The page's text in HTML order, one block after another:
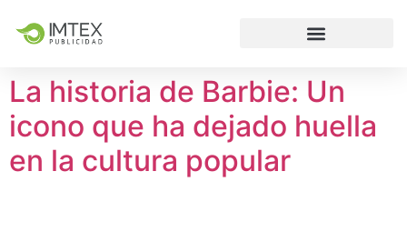
La historia de Barbie: Un
icono que ha dejado huella
en la cultura popular